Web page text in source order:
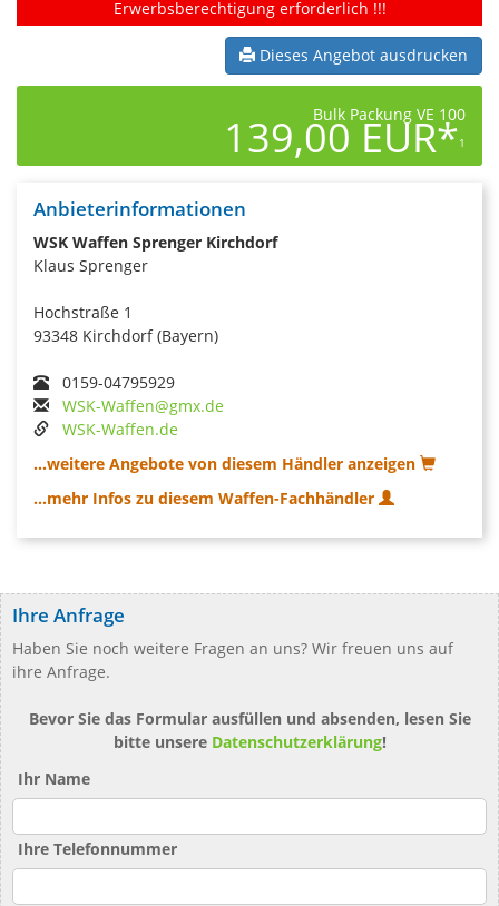
Erwerbsberechtigung erforderlich !!!
Dieses Angebot ausdrucken
Bulk Packung VE 100
139,00 EUR*1
Anbieterinformationen
WSK Waffen Sprenger Kirchdorf
Klaus Sprenger
Hochstraße 1
93348 Kirchdorf (Bayern)
0159-04795929
WSK-Waffen@gmx.de
WSK-Waffen.de
...weitere Angebote von diesem Händler anzeigen
...mehr Infos zu diesem Waffen-Fachhändler
Ihre Anfrage
Haben Sie noch weitere Fragen an uns? Wir freuen uns auf
ihre Anfrage.
Bevor Sie das Formular ausfüllen und absenden, lesen Sie
bitte unsere Datenschutzerklärung!
Ihr Name
Ihre Telefonnummer